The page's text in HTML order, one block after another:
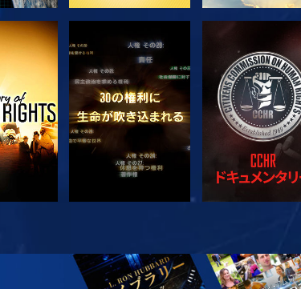
観る 観る
観る シリーズを探求